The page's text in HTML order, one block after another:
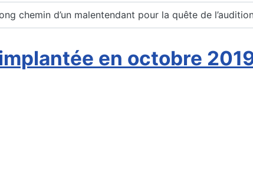
chemin d’un malentendant pour la quête de
en octobre